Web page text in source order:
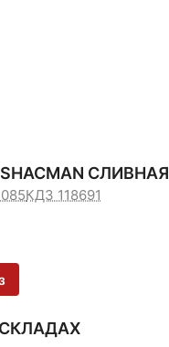
СЛИВНАЯ
КДЗ 118691